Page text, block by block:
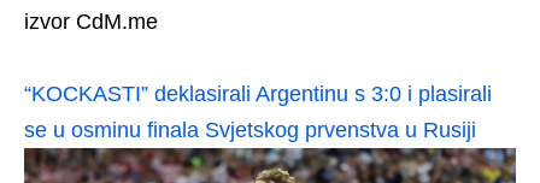
izvor CdM.me
“KOCKASTI” deklasirali Argentinu s 3:0 i plasirali
se u osminu finala Svjetskog prvenstva u Rusiji